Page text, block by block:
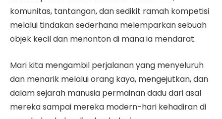
komunitas, tantangan, dan sedikit ramah kompetisi
melalui tindakan sederhana melemparkan sebuah
objek kecil dan menonton di mana ia mendarat.
Mari kita mengambil perjalanan yang menyeluruh
dan menarik melalui orang kaya, mengejutkan, dan
dalam sejarah manusia permainan dadu dari asal
mereka sampai mereka modern-hari kehadiran di